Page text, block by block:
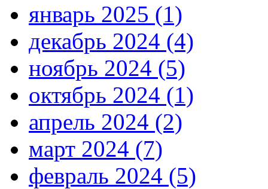
январь 2025 (1)
декабрь 2024 (4)
ноябрь 2024 (5)
октябрь 2024 (1)
апрель 2024 (2)
март 2024 (7)
февраль 2024 (5)